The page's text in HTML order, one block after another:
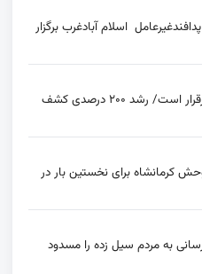
اسلام آبادغرب برگزار
امنیت کامل در مرزها برقرار است/ رشد ۲۰۰ درصدی کشف
کرمانشاه برای نخستین بار در
به مردم سیل زده را مسدود